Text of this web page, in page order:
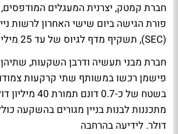
חברת קמטק, יצרנית המעגלים המודפסים,
פורת הגישה ביום שישי האחרון לרשות
(SEC), תשקיף מדף לגיוס של עד 25 מיליון דולר במניות.
חברת מבני תעשיה ודרבן השקעות,
פישמן רכשו במשותף שתי קרקעות
בשטח של כ-0.7 דונם
דולר. לידיעה בהרחבה